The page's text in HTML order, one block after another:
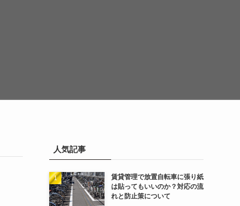
人気記事
賃貸管理で放置自転車に張り紙
は貼ってもいいのか？対応の流
れと防止策について